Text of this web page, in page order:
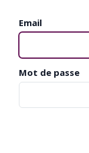
Email
Mot de passe